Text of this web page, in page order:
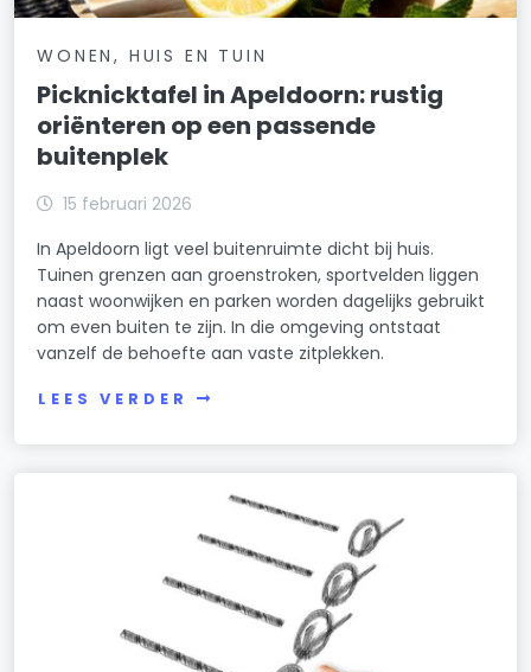
WONEN, HUIS EN TUIN
Picknicktafel in Apeldoorn: rustig
oriënteren op een passende
buitenplek
15 februari 2026
In Apeldoorn ligt veel buitenruimte dicht bij huis.
Tuinen grenzen aan groenstroken, sportvelden liggen
naast woonwijken en parken worden dagelijks gebruikt
om even buiten te zijn. In die omgeving ontstaat
vanzelf de behoefte aan vaste zitplekken.
LEES VERDER